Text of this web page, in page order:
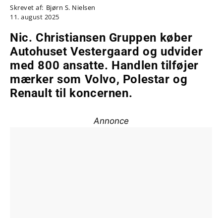
Skrevet af: Bjørn S. Nielsen
11. august 2025
Nic. Christiansen Gruppen køber
Autohuset Vestergaard og udvider
med 800 ansatte. Handlen tilføjer
mærker som Volvo, Polestar og
Renault til koncernen.
Annonce